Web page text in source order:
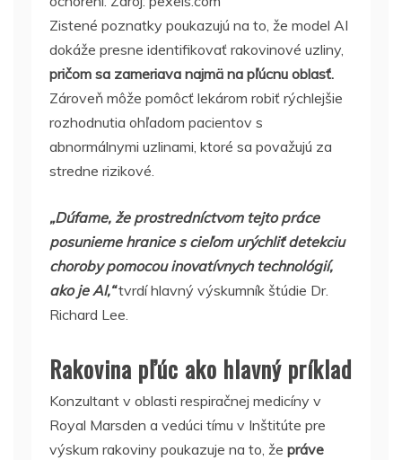
Zistené poznatky poukazujú na to, že model AI
dokáže presne identifikovať rakovinové uzliny,
pričom sa zameriava najmä na pľúcnu oblasť.
Zároveň môže pomôcť lekárom robiť rýchlejšie
rozhodnutia ohľadom pacientov s
abnormálnymi uzlinami, ktoré sa považujú za
stredne rizikové.
„Dúfame, že prostredníctvom tejto práce
posunieme hranice s cieľom urýchliť detekciu
choroby pomocou inovatívnych technológií,
ako je AI,“tvrdí hlavný výskumník štúdie Dr.
Richard Lee.
Rakovina pľúc ako hlavný príklad
Konzultant v oblasti respiračnej medicíny v
Royal Marsden a vedúci tímu v Inštitúte pre
výskum rakoviny poukazuje na to, že práve